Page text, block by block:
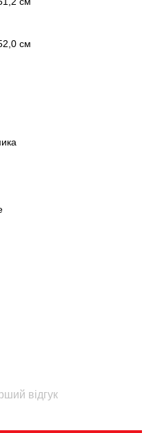
см
відгук